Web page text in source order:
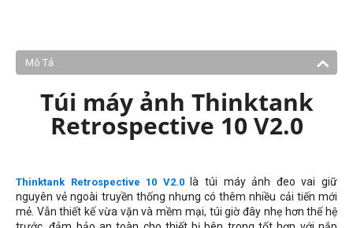
Mô Tả
Túi máy ảnh Thinktank
Retrospective 10 V2.0
Thinktank Retrospective 10 V2.0là túi máy ảnh đeo vai giữ
nguyên vẻ ngoài truyền thống nhưng có thêm nhiều cải tiến mới
mẻ. Vẫn thiết kế vừa vặn và mềm mại, túi giờ đây nhẹ hơn thế hệ